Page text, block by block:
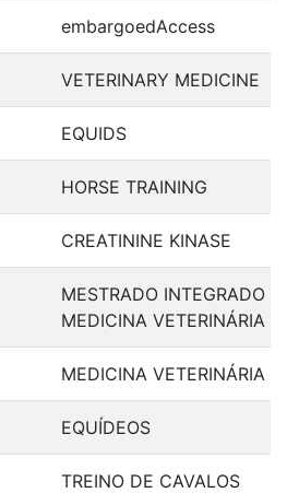
embargoedAccess
VETERINARY MEDICINE
EQUIDS
HORSE TRAINING
CREATININE KINASE
MESTRADO INTEGRADO
MEDICINA VETERINÁRIA
MEDICINA VETERINÁRIA
EQUÍDEOS
TREINO DE CAVALOS